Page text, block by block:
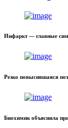
Инфаркт — главные
Резко повысившаяся
Биохимик объяснила